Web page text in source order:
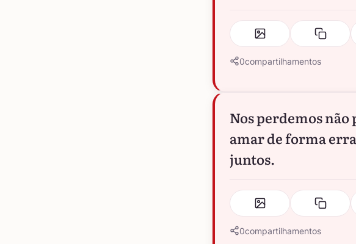
0compartilhamentos
Nos perdemos
amar de forma
juntos.
0compartilhamentos